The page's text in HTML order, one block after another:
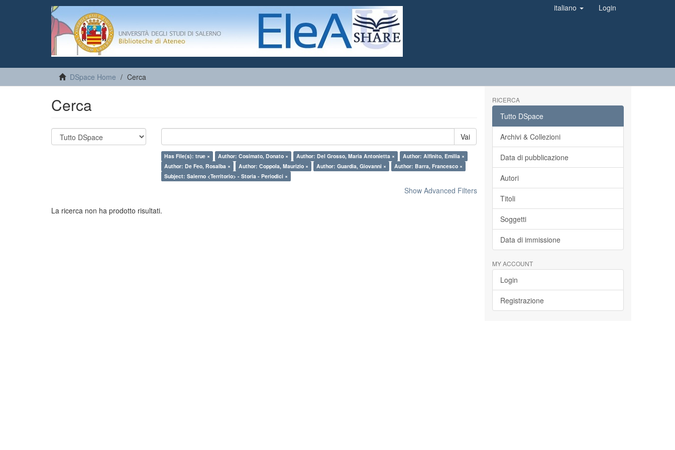
italiano Login
DSpace Home Cerca
Cerca
Vai
Has File(s): true × Author: Cosimato, Donato × Author: Del Grosso, Maria Antonietta ×
Author: Alfinito, Emilia ×
Author: De Feo, Rosalba ×
Author: Coppola, Maurizio × Author: Guardia, Giovanni ×
Author: Barra, Francesco ×
Subject: Salerno <Territorio> - Storia - Periodici ×
Show Advanced Filters
La ricerca non ha prodotto risultati.
RICERCA
Tutto DSpace
Archivi & Collezioni
Data di pubblicazione
Autori
Titoli
Soggetti
Data di immissione
MY ACCOUNT
Login
Registrazione